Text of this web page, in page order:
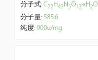
分子式:C22 H43 N5O13·xH2O
分子量:585.6
纯度:900u/mg